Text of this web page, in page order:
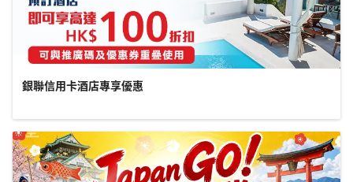
銀聯信用卡酒店專享優惠